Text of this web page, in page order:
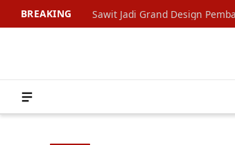
BREAKING Sawit Jadi Grand Design